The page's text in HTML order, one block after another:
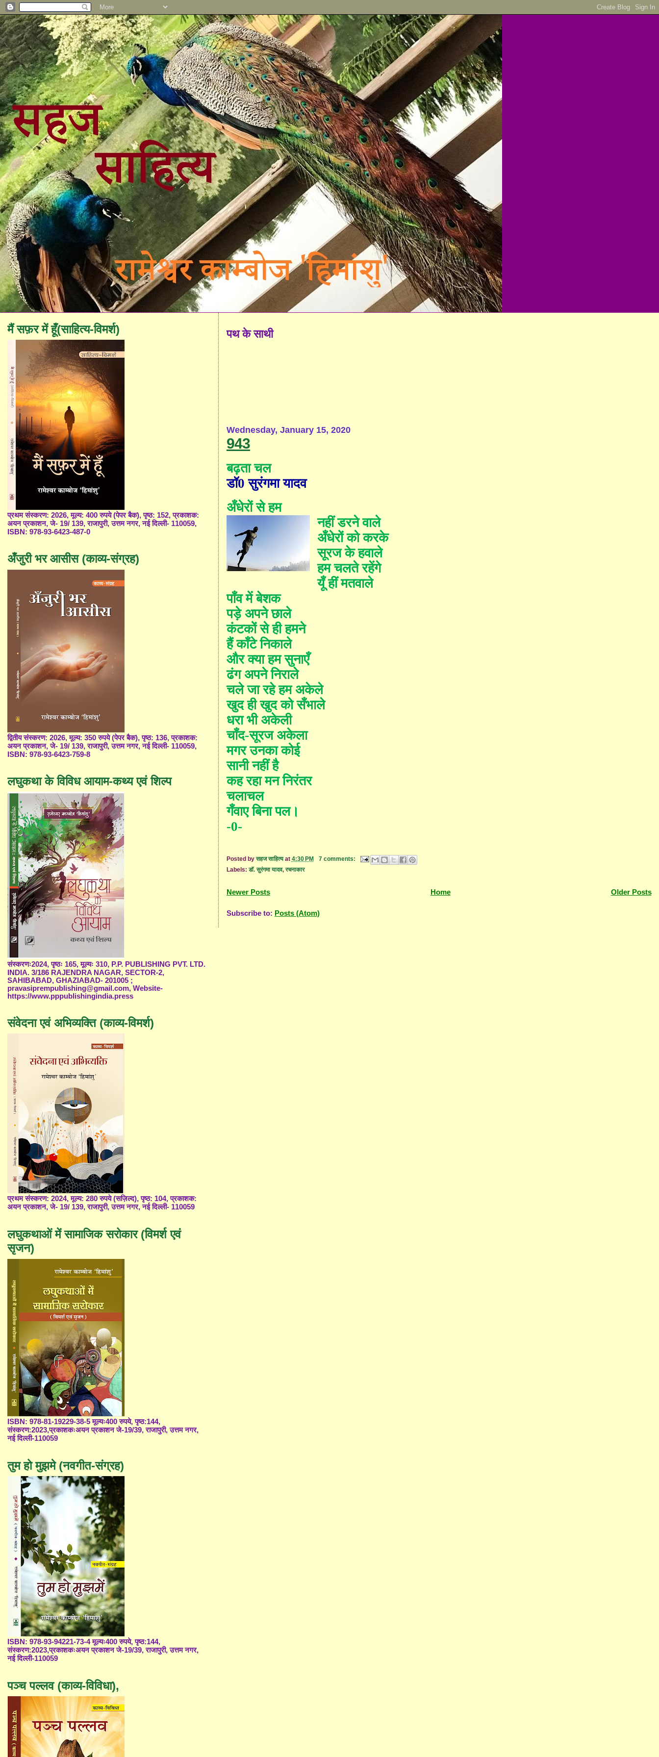
पथ के साथी
Wednesday, January 15, 2020
943
बढ़ता चल
डॉ0 सुरंगमा यादव
अँधेरों से हम
नहीं डरने वाले
अँधेरों को करके
सूरज के हवाले
हम चलते रहेंगे
यूँ हीं मतवाले
पाँव में बेशक
पड़े अपने छाले
कंटकों से ही हमने
हैं काँटे निकाले
और क्या हम सुनाएँ
ढंग अपने निराले
चले जा रहे हम अकेले
खुद ही खुद कोसँभाले
धरा भी अकेली
चाँद-सूरज अकेला
मगर उनका कोई
सानी नहीं है
कह रहा मन निरंतर
चलाचल
गँवाएबिना पल।
-0-
Posted byसहज साहित्य at 4:30 PM
7 comments:
Labels:डॉ. सुरंगमा यादव,रचनाकार
Newer Posts Older Posts
Home
Subscribe to: Posts (Atom)
मैं सफ़र में हूँ(साहित्य-विमर्श)
प्रथम संस्करण: 2026, मूल्य: 400 रुपये (पेपर बैक), पृष्ठ: 152, प्रकाशक:
अयन प्रकाशन, जे- 19/ 139, राजापुरी, उत्तम नगर, नई दिल्ली- 110059,
ISBN: 978-93-6423-487-0
अँजुरी भर आसीस (काव्य-संग्रह)
द्वितीय संस्करण: 2026, मूल्य: 350 रुपये (पेपर बैक), पृष्ठ: 136, प्रकाशक:
अयन प्रकाशन, जे- 19/ 139, राजापुरी, उत्तम नगर, नई दिल्ली- 110059,
ISBN: 978-93-6423-759-8
लघुकथा के विविध आयाम-कथ्य एवं शिल्प
संस्करणः2024, पृष्ठः 165, मूल्यः 310, P.P. PUBLISHING PVT. LTD.
INDIA. 3/186 RAJENDRA NAGAR, SECTOR-2,
SAHIBABAD, GHAZIABAD- 201005 ;
pravasiprempublishing@gmail.com, Website-
https://www.pppublishingindia.press
संवेदना एवं अभिव्यक्ति (काव्य-विमर्श)
प्रथम संस्करण: 2024, मूल्य: 280 रुपये (सज़िल्द), पृष्ठ: 104, प्रकाशक:
अयन प्रकाशन, जे- 19/ 139, राजापुरी, उत्तम नगर, नई दिल्ली- 110059
लघुकथाओं में सामाजिक सरोकार (विमर्श एवं
सृजन)
ISBN: 978-81-19229-38-5 मूल्यः400 रुपये, पृष्ठ:144,
संस्करण:2023,प्रकाशकःअयन प्रकाशन जे-19/39, राजापुरी, उत्तम नगर,
नई दिल्ली-110059
तुम हो मुझमे (नवगीत-संग्रह)
ISBN: 978-93-94221-73-4 मूल्यः400 रुपये, पृष्ठ:144,
संस्करण:2023,प्रकाशकःअयन प्रकाशन जे-19/39, राजापुरी, उत्तम नगर,
नई दिल्ली-110059
पञ्च पल्लव (काव्य-विविधा),